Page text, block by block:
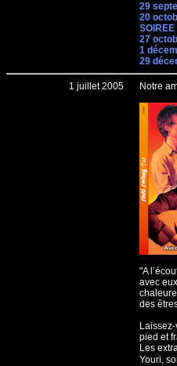
29
20
27
1
29
1 juillet 2005 Notre
"A
avec
des
pied et
Les
Youri,